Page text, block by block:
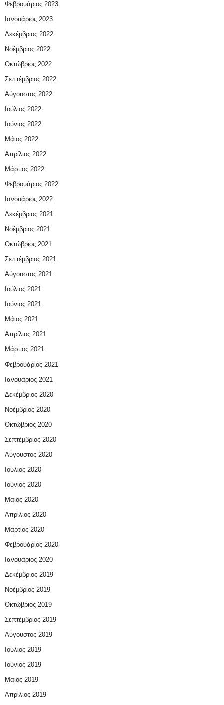
Φεβρουάριος 2023
Ιανουάριος 2023
Δεκέμβριος 2022
Νοέμβριος 2022
Οκτώβριος 2022
Σεπτέμβριος 2022
Αύγουστος 2022
Ιούλιος 2022
Ιούνιος 2022
Μάιος 2022
Απρίλιος 2022
Μάρτιος 2022
Φεβρουάριος 2022
Ιανουάριος 2022
Δεκέμβριος 2021
Νοέμβριος 2021
Οκτώβριος 2021
Σεπτέμβριος 2021
Αύγουστος 2021
Ιούλιος 2021
Ιούνιος 2021
Μάιος 2021
Απρίλιος 2021
Μάρτιος 2021
Φεβρουάριος 2021
Ιανουάριος 2021
Δεκέμβριος 2020
Νοέμβριος 2020
Οκτώβριος 2020
Σεπτέμβριος 2020
Αύγουστος 2020
Ιούλιος 2020
Ιούνιος 2020
Μάιος 2020
Απρίλιος 2020
Μάρτιος 2020
Φεβρουάριος 2020
Ιανουάριος 2020
Δεκέμβριος 2019
Νοέμβριος 2019
Οκτώβριος 2019
Σεπτέμβριος 2019
Αύγουστος 2019
Ιούλιος 2019
Ιούνιος 2019
Μάιος 2019
Απρίλιος 2019